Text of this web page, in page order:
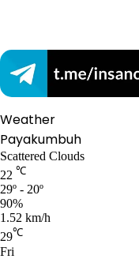
Weather
Payakumbuh
Scattered Clouds
22 ℃
29º - 20º
90%
1.52 km/h
29℃
Fri